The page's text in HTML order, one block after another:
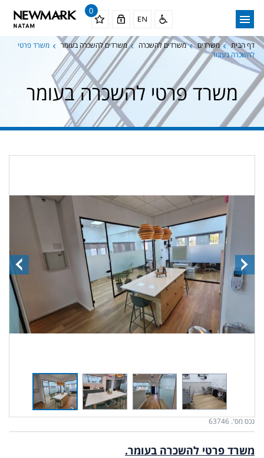
0
דף הבית משרדים משרדים להשכרה משרדים להשכרה בעומר
משרד פרטי
להשכרה בעומר
משרד פרטי להשכרה בעומר
נכס מס'. 63746
משרד פרטי להשכרה בעומר.